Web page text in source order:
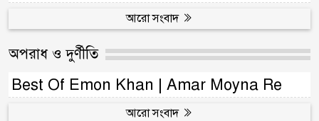
আরো সংবাদ
অপরাধ ও দুর্ণীতি
Best Of Emon Khan | Amar Moyna Re
আরো সংবাদ